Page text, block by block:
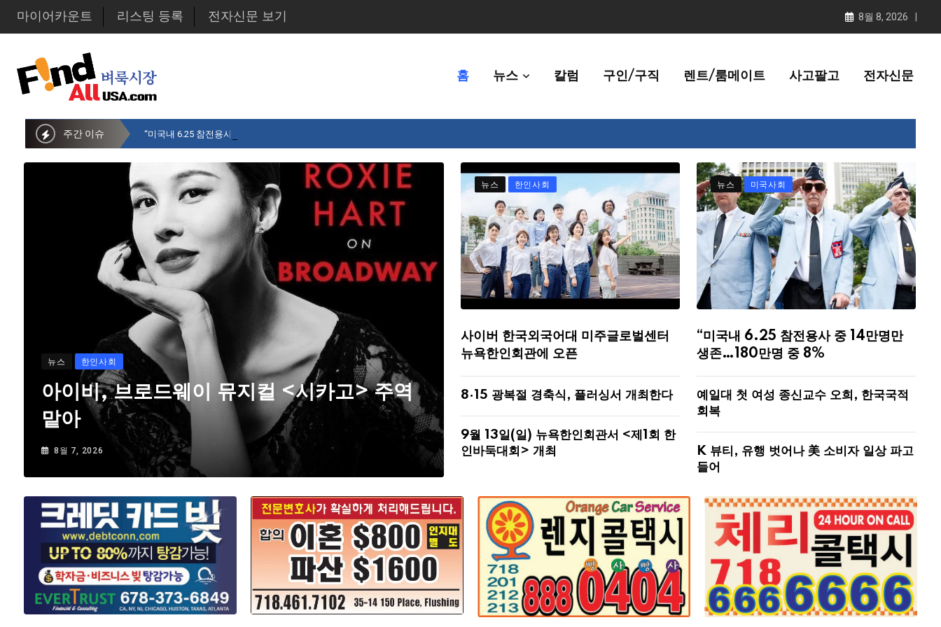
마이어카운트 리스팅 등록 전자신문 보기 8월 8, 2026
홈 뉴스 칼럼 구인/구직 렌트/룸메이트 사고팔고 전자신문
주간 이슈 “미국내 6.25 참전용사 중 14만명만 생존…180만명 중 8% 수준
뉴스 한인사회
아이비, 브로드웨이 뮤지컬 <시카고> 주역
맡아
8월 7, 2026
뉴스 한인사회
사이버 한국외국어대 미주글로벌센터
뉴욕한인회관에 오픈
8·15 광복절 경축식, 플러싱서 개최한다
9월 13일(일) 뉴욕한인회관서 <제1회 한
인바둑대회> 개최
뉴스 미국사회
“미국내 6.25 참전용사 중 14만명만
생존…180만명 중 8%
예일대 첫 여성 종신교수 오희, 한국국적
회복
K 뷰티, 유행 벗어나 美 소비자 일상 파고
들어